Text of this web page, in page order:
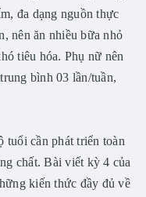
đa dạng nguồn thực
nên ăn nhiều bữa nhỏ
tiêu hóa. Phụ nữ nên
bình 03 lần/tuần,
tuổi cần phát triển toàn
chất. Bài viết kỳ 4 của
kiến thức đầy đủ về